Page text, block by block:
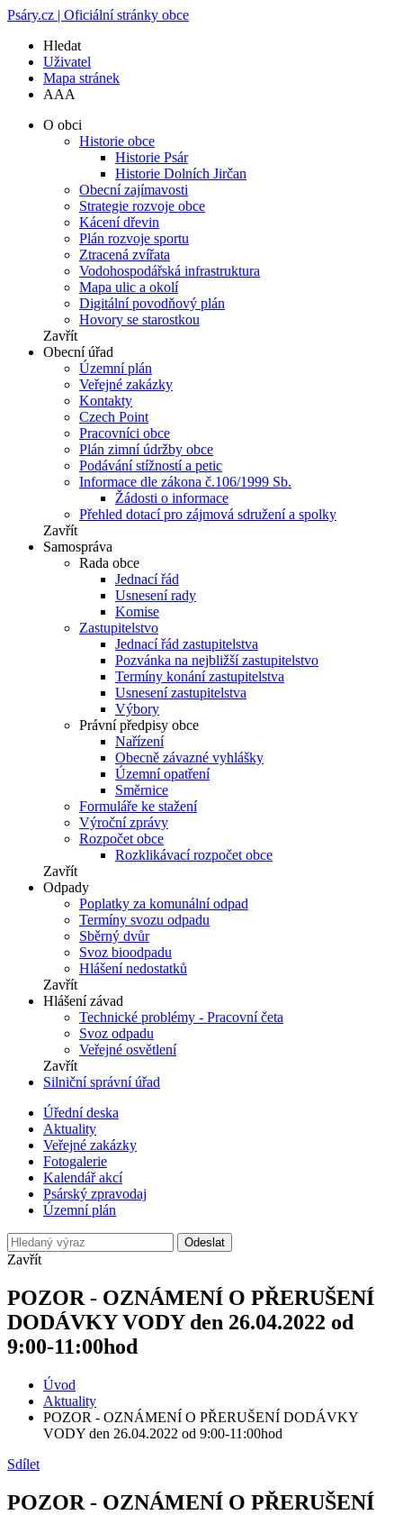
Psáry.cz | Oficiální stránky obce
Hledat
Uživatel
Mapa stránek
AAA
O obci
Historie obce
Historie Psár
Historie Dolních Jirčan
Obecní zajímavosti
Strategie rozvoje obce
Kácení dřevin
Plán rozvoje sportu
Ztracená zvířata
Vodohospodářská infrastruktura
Mapa ulic a okolí
Digitální povodňový plán
Hovory se starostkou
Zavřít
Obecní úřad
Územní plán
Veřejné zakázky
Kontakty
Czech Point
Pracovníci obce
Plán zimní údržby obce
Podávání stížností a petic
Informace dle zákona č.106/1999 Sb.
Žádosti o informace
Přehled dotací pro zájmová sdružení a spolky
Zavřít
Samospráva
Rada obce
Jednací řád
Usnesení rady
Komise
Zastupitelstvo
Jednací řád zastupitelstva
Pozvánka na nejbližší zastupitelstvo
Termíny konání zastupitelstva
Usnesení zastupitelstva
Výbory
Právní předpisy obce
Nařízení
Obecně závazné vyhlášky
Územní opatření
Směrnice
Formuláře ke stažení
Výroční zprávy
Rozpočet obce
Rozklikávací rozpočet obce
Zavřít
Odpady
Poplatky za komunální odpad
Termíny svozu odpadu
Sběrný dvůr
Svoz bioodpadu
Hlášení nedostatků
Zavřít
Hlášení závad
Technické problémy - Pracovní četa
Svoz odpadu
Veřejné osvětlení
Zavřít
Silniční správní úřad
Úřední deska
Aktuality
Veřejné zakázky
Fotogalerie
Kalendář akcí
Psárský zpravodaj
Územní plán
Odeslat
Zavřít
POZOR - OZNÁMENÍ O PŘERUŠENÍ
DODÁVKY VODY den 26.04.2022 od
9:00-11:00hod
Úvod
Aktuality
POZOR - OZNÁMENÍ O PŘERUŠENÍ DODÁVKY
VODY den 26.04.2022 od 9:00-11:00hod
Sdílet
POZOR - OZNÁMENÍ O PŘERUŠENÍ